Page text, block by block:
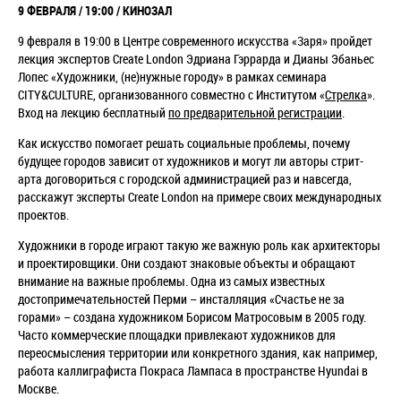
9 ФЕВРАЛЯ / 19:00 / КИНОЗАЛ
9 февраля в 19:00 в Центре современного искусства «Заря» пройдет
лекция экспертов Create London Эдриана Гэррарда и Дианы Эбаньес
Лопес«Художники, (не)нужные городу» в рамках семинара
CITY&CULTURE, организованного совместно с Институтом «Стрелка».
Вход на лекциюбесплатный по предварительной регистрации
Как искусство помогает решать социальные проблемы, почему
будущеегородов зависит от художников и могут ли авторы стрит-
арта договориться сгородской администрацией раз и навсегда,
расскажут эксперты Create London на примере своих международных
проектов.
Художники в городе играют такую же важную роль как архитекторы
и проектировщики. Они создают знаковые объекты и обращают
внимание на важные проблемы. Одна из самых известных
достопримечательностей Перми –инсталляция «Счастье не за
горами» –создана художником Борисом Матросовым в 2005 году.
Часто коммерческие площадки привлекают художников для
переосмысления территории или конкретного здания, как например,
работа каллиграфиста Покраса Лампаса в пространстве Hyundai в
Москве.